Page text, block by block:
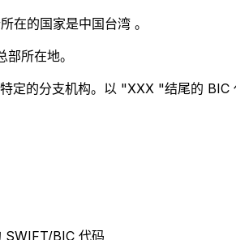
在的国家是中国台湾 。
所在地。
定的分支机构。以 "XXX "结尾的 BIC
BIC 代码